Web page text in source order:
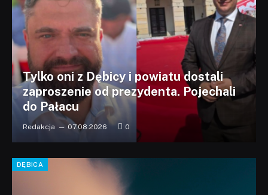
Tylko oni z Dębicy i powiatu dostali
zaproszenie od prezydenta. Pojechali
do Pałacu
Redakcja 07.08.2026 0
DĘBICA